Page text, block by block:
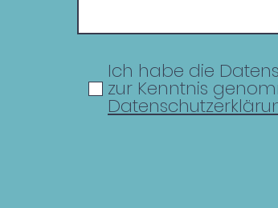
Ich habe die
zur Kenntnis